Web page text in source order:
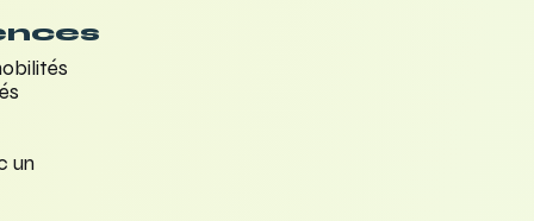
un